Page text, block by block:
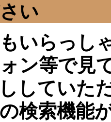
い
いらっし
ン等で見
していた
検索機能